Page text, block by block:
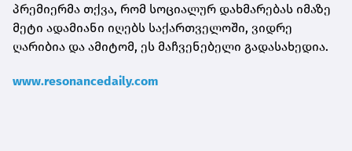
პრემიერმა თქვა, რომ სოციალურ დახმარებას იმაზე
მეტი ადამიანი იღებს საქართველოში, ვიდრე
ღარიბია და ამიტომ, ეს მაჩვენებელი გადასახედია.
www.resonancedaily.com